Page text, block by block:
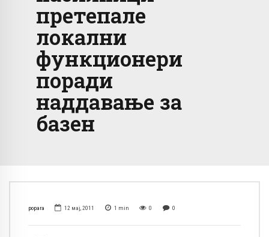
претепале
локални
функционери
поради
наддавање за
базен
popara 12 мај, 2011 1 min 0 0